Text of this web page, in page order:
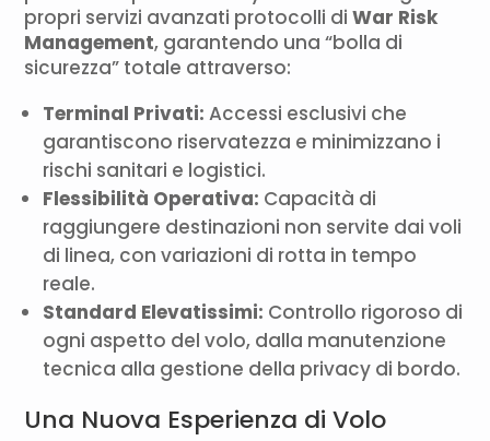
propri servizi avanzati protocolli diWar Risk
Management, garantendo una “bolla di
sicurezza” totale attraverso:
Terminal Privati: Accessi esclusivi che
garantiscono riservatezza e minimizzano i
rischi sanitari e logistici.
Flessibilità Operativa: Capacità di
raggiungere destinazioni non servite dai voli
di linea, con variazioni di rotta in tempo
reale.
Standard Elevatissimi: Controllo rigoroso di
ogni aspetto del volo, dalla manutenzione
tecnica alla gestione della privacy di bordo.
Una Nuova Esperienza di Volo